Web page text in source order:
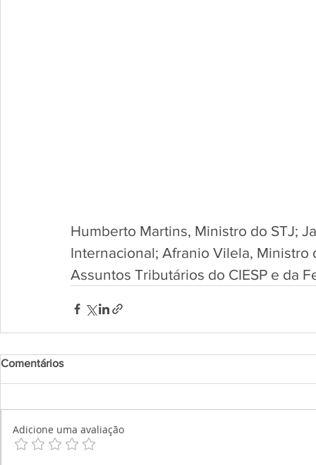
Humberto Martins, Ministro do STJ;
Internacional; Afranio Vilela,
Assuntos Tributários do CIESP e da
Comentários
Adicione uma avaliação